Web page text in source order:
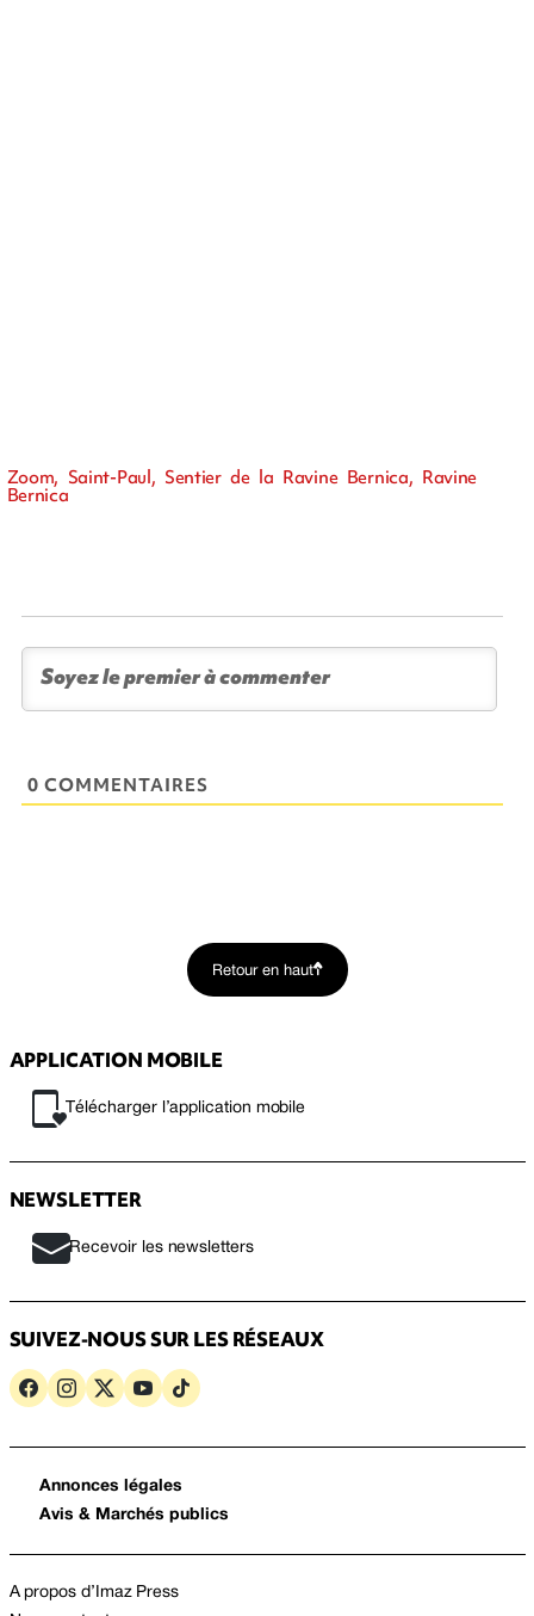
Zoom, Saint-Paul, Sentier de la Ravine Bernica, Ravine
Bernica
0 COMMENTAIRES
Retour en haut
APPLICATION MOBILE
Télécharger l’application mobile
NEWSLETTER
Recevoir les newsletters
SUIVEZ-NOUS SUR LES RÉSEAUX
Annonces légales
Avis & Marchés publics
A propos d’Imaz Press